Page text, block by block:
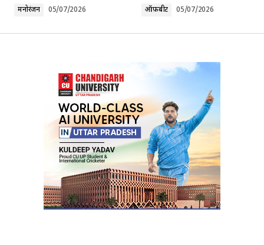
Your Name*
Your E-mail*
Submit Comment
मनोरंजन 05/07/2026 ऑफ़बीट 05/07/2026